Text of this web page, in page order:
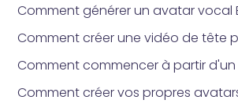
Comment générer un avatar vocal
Comment créer une vidéo de tête
Comment commencer à partir
Comment créer vos propres